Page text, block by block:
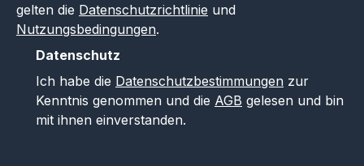
gelten die Datenschutzrichtlinie und
Nutzungsbedingungen.
Datenschutz
Ich habe die Datenschutzbestimmungen zur
Kenntnis genommen und die AGB gelesen und bin
mit ihnen einverstanden.